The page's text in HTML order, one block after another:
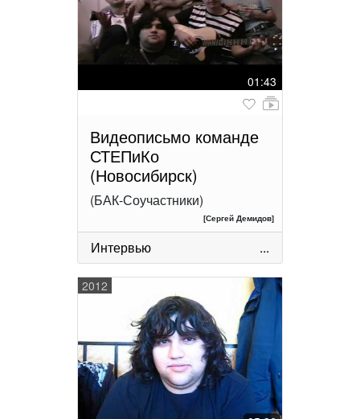
01:43
Видеописьмо команде
СТЕПиКо
(Новосибирск)
(БАК-Соучастники)
[Сергей Демидов]
Интервью ...
2012